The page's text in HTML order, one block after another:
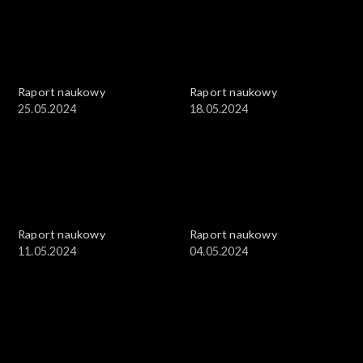
Raport naukowy
25.05.2024
Raport naukowy
18.05.2024
Raport naukowy
11.05.2024
Raport naukowy
04.05.2024